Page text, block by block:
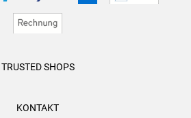
TRUSTED SHOPS
KONTAKT